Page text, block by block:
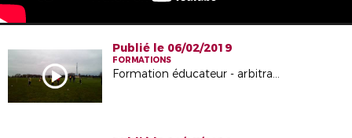
Publié le 06/02/2019
FORMATIONS
Formation éducateur - arbitrage février 2019